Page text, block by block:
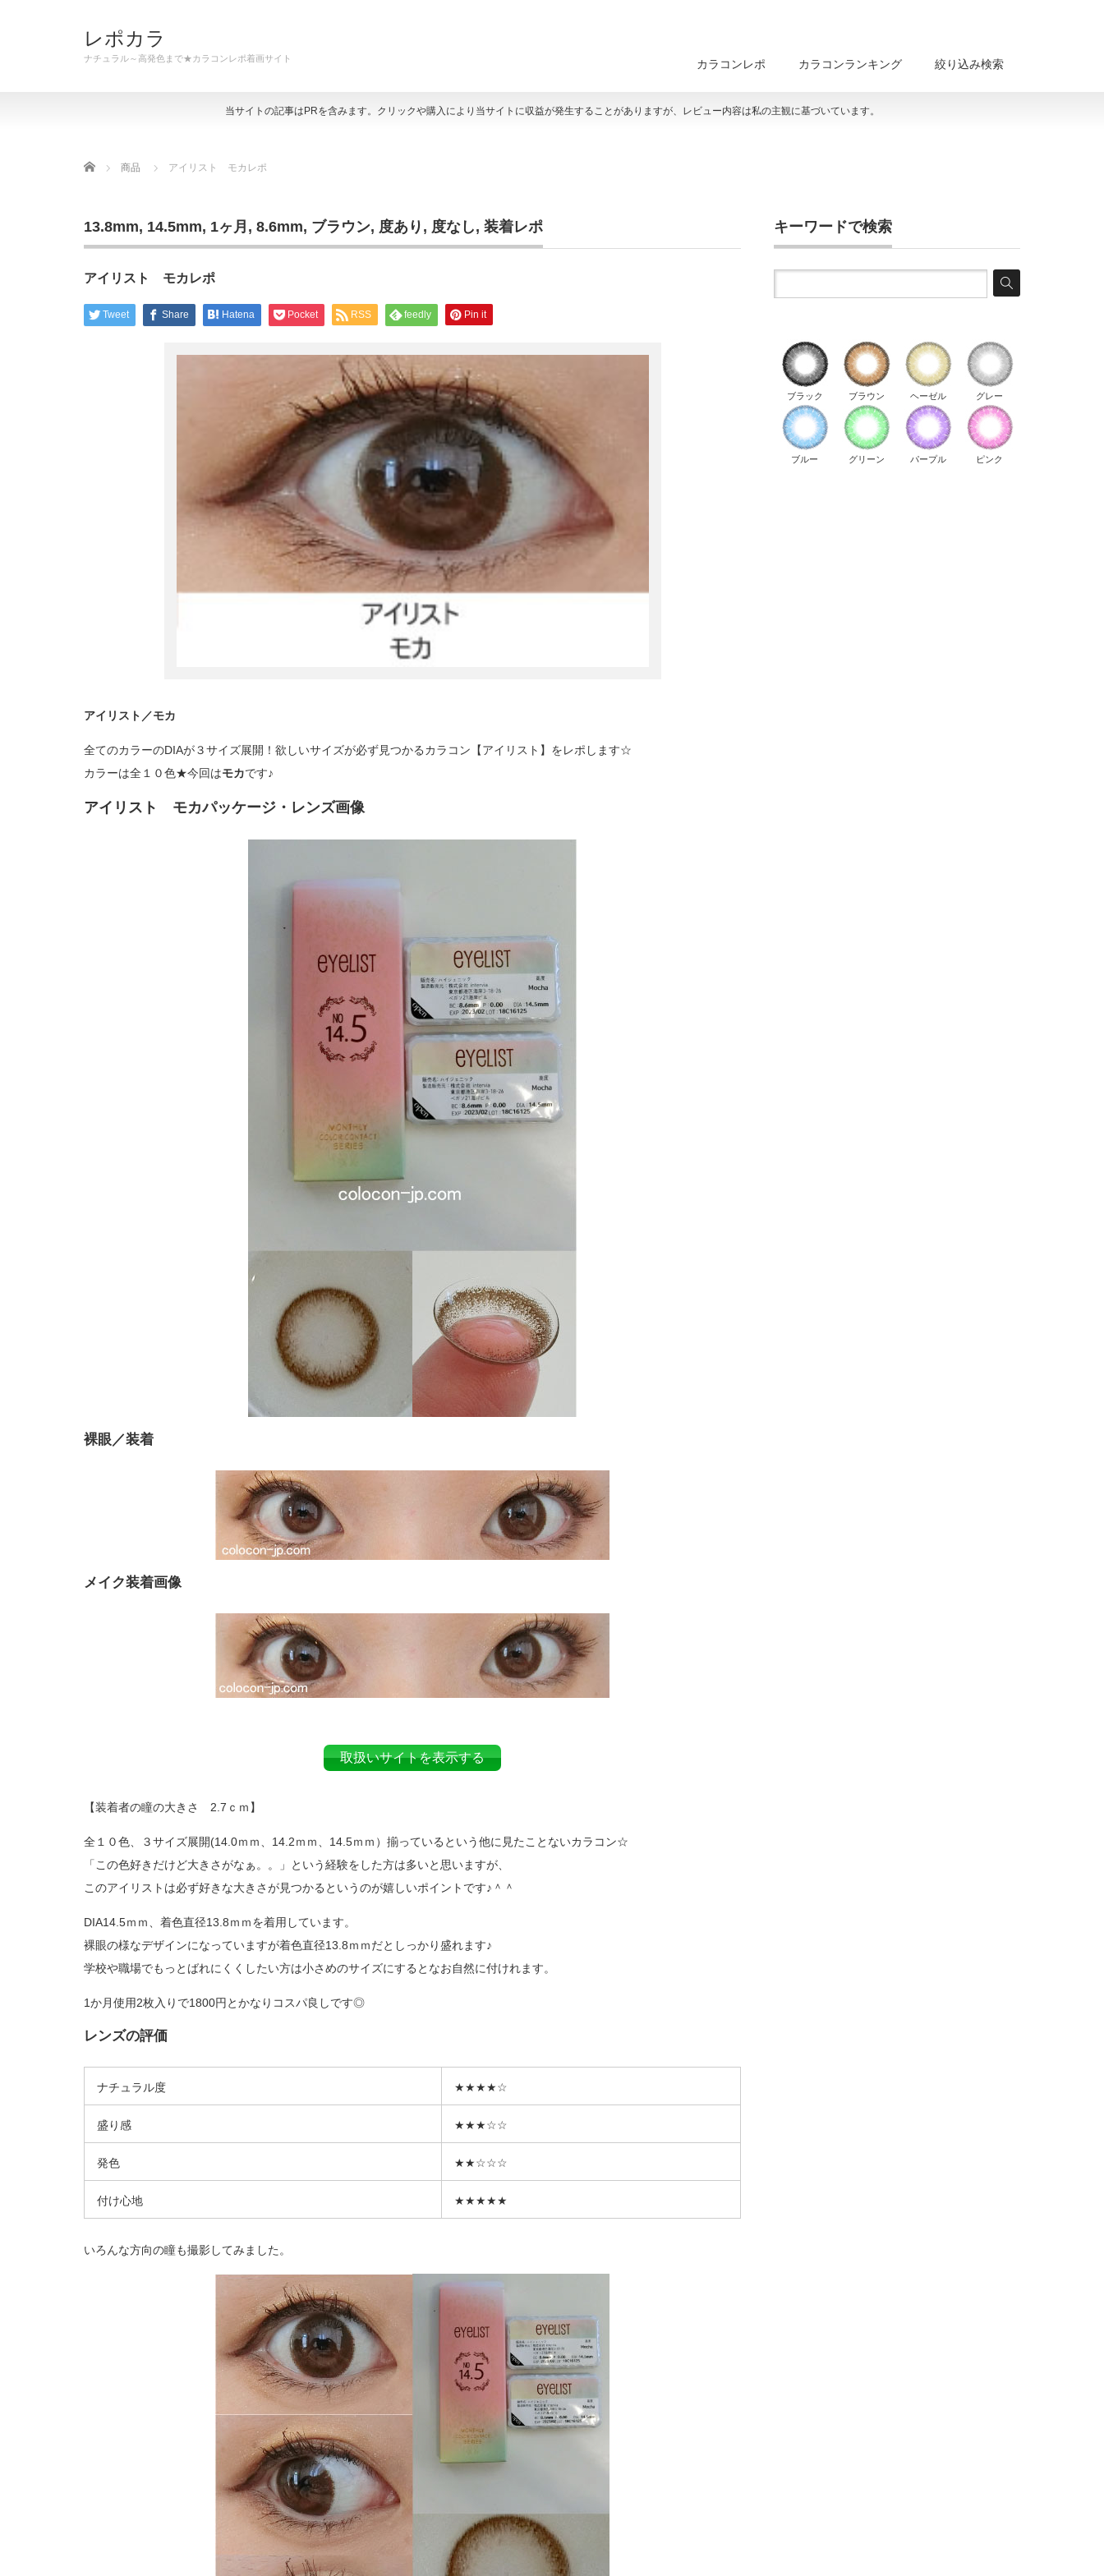
レポカラ
ナチュラル～高発色まで★カラコンレポ着画サイト カラコンレポ カラコンランキング 絞り込み検索
当サイトの記事はPRを含みます。クリックや購入により当サイトに収益が発生することがありますが、レビュー内容は私の主観に基づいています。
Home 商品 アイリスト モカレポ
13.8mm, 14.5mm, 1ヶ月 , 8.6mm, ブラウン, 度あり , 度なし, 装着レポ
アイリスト モカレポ
Tweet Share Hatena Pocket RSS feedly Pin it
アイリスト／モカ
全てのカラーのDIAが３サイズ展開！欲しいサイズが必ず見つかるカラコン【アイリスト】をレポします☆
カラーは全１０色★今回はモカです♪
アイリスト モカパッケージ・レンズ画像
裸眼／装着
メイク装着画像
取扱いサイトを表示する
【装着者の瞳の大きさ 2.7ｃｍ】
全１０色、３サイズ展開(14.0ｍｍ、14.2ｍｍ、14.5ｍｍ）揃っているという他に見たことないカラコン☆
「この色好きだけど大きさがなぁ。。」という経験をした方は多いと思いますが、
このアイリストは必ず好きな大きさが見つかるというのが嬉しいポイントです♪＾＾
DIA14.5ｍｍ、着色直径13.8ｍｍを着用しています。
裸眼の様なデザインになっていますが着色直径13.8ｍｍだとしっかり盛れます♪
学校や職場でもっとばれにくくしたい方は小さめのサイズにするとなお自然に付けれます。
1か月使用2枚入りで1800円とかなりコスパ良しです◎
レンズの評価
ナチュラル度 ★★★★☆
盛り感 ★★★☆☆
発色 ★★☆☆☆
付け心地 ★★★★★
いろんな方向の瞳も撮影してみました。
キーワードで検索
ブラック
ブルー
グレー
ピンク
ヘーゼル
パープル
ブラウン
グリーン